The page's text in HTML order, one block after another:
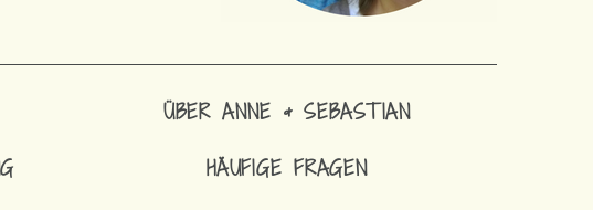
ÜBER ANNE & SEBASTIAN
HÄUFIGE FRAGEN